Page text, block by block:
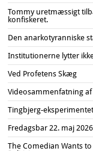
Tommy uretmæssigt
konfiskeret.
Den anarkotyranniske
Institutionerne lytter
Ved Profetens Skæg
Videosammenfatning
Tingbjerg-
Fredagsbar 22. maj
The Comedian Wants